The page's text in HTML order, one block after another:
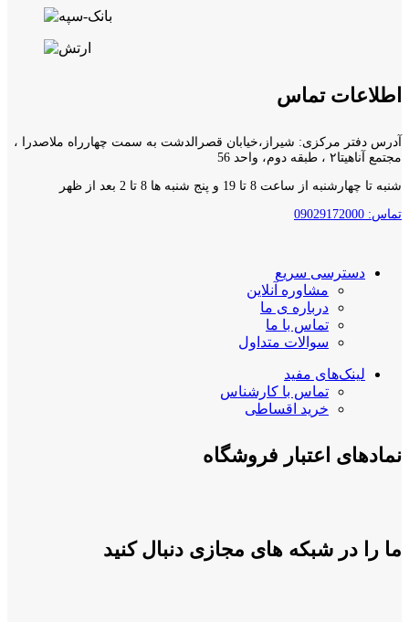
اطلاعات تماس
آدرس دفتر مرکزی: شیراز،خیابان قصرالدشت به سمت چهارراه ملاصدرا ،
مجتمع آناهیتا۲ ، طبقه دوم، واحد 56
شنبه تا چهارشنبه از ساعت 8 تا 19 و پنج شنبه ها 8 تا 2 بعد از ظهر
تماس: 09029172000
دسترسی سریع
مشاوره آنلاین
درباره ی ما
تماس با ما
سوالات متداول
لینک‌های مفید
تماس با کارشناس
خرید اقساطی
نمادهای اعتبار فروشگاه
ما را در شبکه های مجازی دنبال کنید